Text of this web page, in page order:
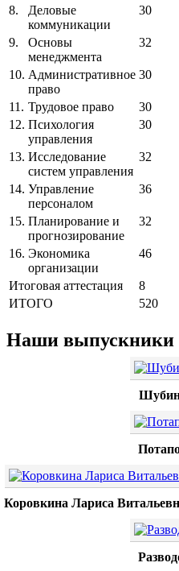
8.
Деловые
коммуникации
30
9.
Основы
менеджмента
32
10. Административное
право
30
11. Трудовое право 30
12. Психология
управления
30
13. Исследование
систем управления
32
14. Управление
персоналом
36
15. Планирование и
прогнозирование
32
16. Экономика
организации
46
Итоговая аттестация
8
ИТОГО
520
Наши выпускники
Коровкина Лариса